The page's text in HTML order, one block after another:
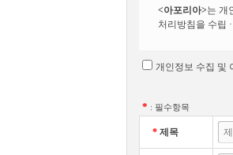
<아포리아>는 개
처리방침을 수립
개인정보 수집 및
* : 필수항목
* 제목